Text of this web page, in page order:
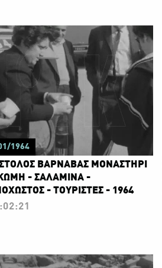
1964
ΒΑΡΝΑΒΑΣ ΜΟΝΑΣΤΗΡΙ
- ΣΑΛΑΜΙΝΑ -
- ΤΟΥΡΙΣΤΕΣ - 1964